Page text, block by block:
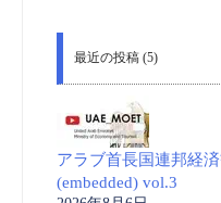
最近の投稿 (5)
アラブ首長国連邦経
(embedded) vol.3